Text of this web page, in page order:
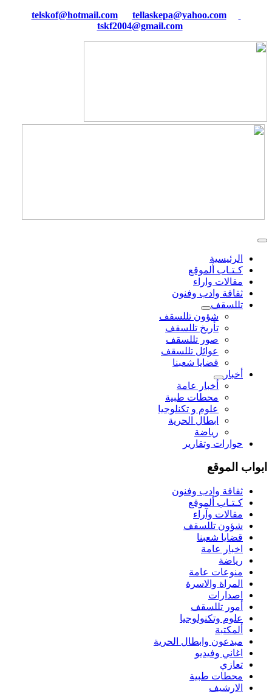
tellaskepa@yahoo.com
tskf2004@gmail.com
الرئيسية
كـتـاب ألموقع
مقالات واراء
ثقافة وادب وفنون
تللسقف
شؤون تللسقف
تأريخ تللسقف
صور تللسقف
عوائل تللسقف
قضايا شعبنا
أخبار
أخبار عامة
محطات طبية
علوم و تکنلوجیا
ابطال الحرية
رياضة
حوارات وتقارير
ابواب الموقع
ثقافة وادب وفنون
كـتـاب ألموقع
مقالات وآراء
شؤون تللسقف
قضايا شعبنا
اخبار عامة
رياضة
منوعات عامة
المراة والاسرة
اصدارات
أمور تللسقف
علوم وتكنولوجيا
ألمكتبة
مبدعون وابطال الحرية
اغاني وفيديو
تعازي
محطات طبية
الارشيف